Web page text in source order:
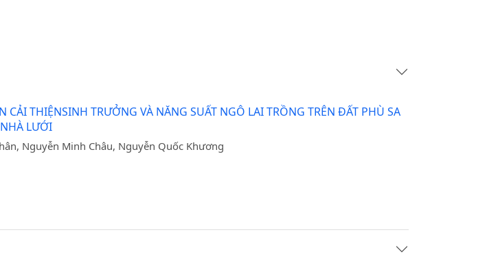
THIỆNSINH TRƯỞNG VÀ NĂNG SUẤT NGÔ LAI TRỒNG TRÊN ĐẤT PHÙ SA
LƯỚI
Nguyễn Minh Châu, Nguyễn Quốc Khương